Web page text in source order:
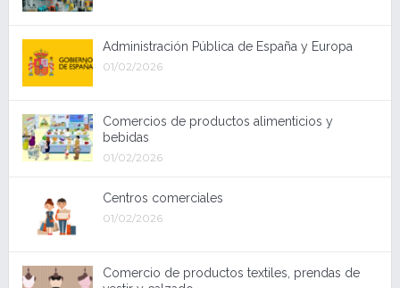
Administración Pública de España y Europa
01/02/2026
Comercios de productos alimenticios y
bebidas
01/02/2026
Centros comerciales
01/02/2026
Comercio de productos textiles, prendas de